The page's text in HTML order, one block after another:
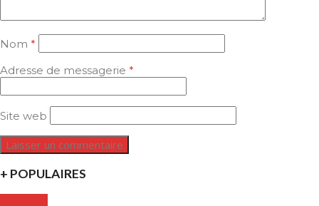
Nom *
Adresse de messagerie *
Site web
+ POPULAIRES